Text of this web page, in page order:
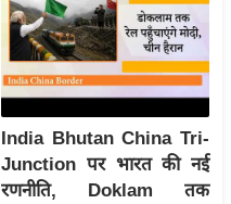
India Bhutan China Tri-
Junction पर भारत की नई
रणनीति, Doklam तक